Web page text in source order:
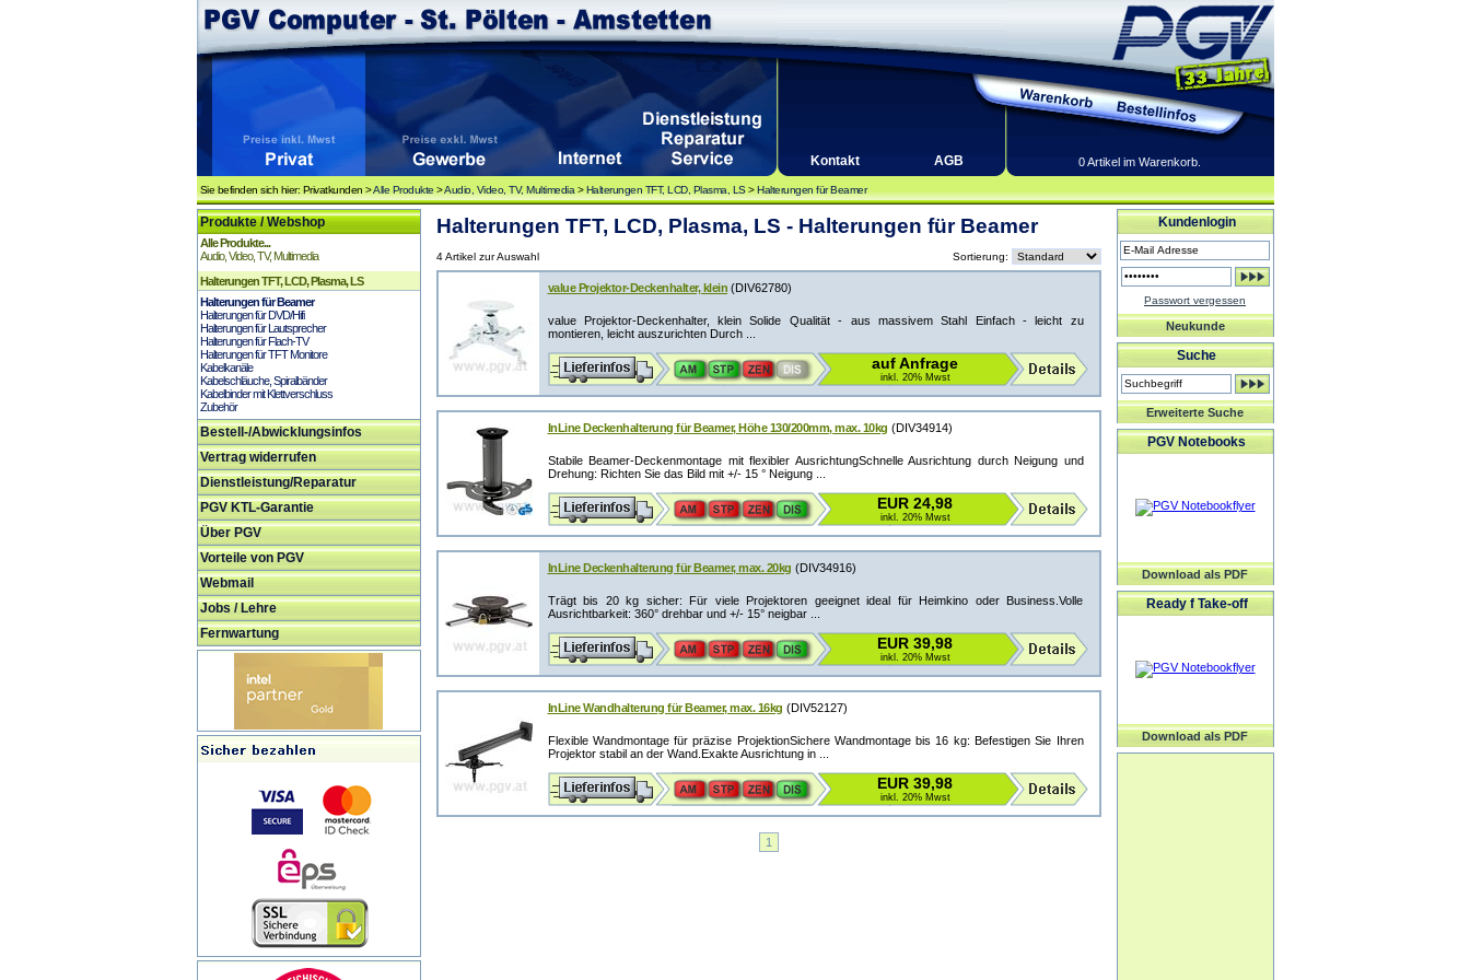
Kontakt AGB 0 Artikel im Warenkorb.
Sie befinden sich hier: Privatkunden >Alle Produkte >Audio, Video, TV, Multimedia >Halterungen TFT, LCD, Plasma, LS>Halterungen für Beamer
Produkte / Webshop
Alle Produkte...
Audio, Video, TV, Multimedia
Halterungen TFT, LCD, Plasma, LS
Halterungen für Beamer
Halterungen für DVD/Hifi
Halterungen für Lautsprecher
Halterungen für Flach-TV
Halterungen für TFT Monitore
Kabelkanäle
Kabelschläuche, Spiralbänder
Kabelbinder mit Klettverschluss
Zubehör
Bestell-/Abwicklungsinfos
Vertrag widerrufen
Dienstleistung/Reparatur
PGV KTL-Garantie
Über PGV
Vorteile von PGV
Webmail
Jobs / Lehre
Fernwartung
Halterungen TFT, LCD, Plasma, LS - Halterungen für Beamer
4 Artikel zur Auswahl Sortierung:
value Projektor-Deckenhalter, klein (DIV62780)
value Projektor-Deckenhalter, klein Solide Qualität - aus massivem Stahl Einfach - leicht zu
montieren, leicht auszurichten Durch ...
auf Anfrage
inkl. 20% Mwst
InLine Deckenhalterung für Beamer, Höhe 130/200mm, max. 10kg (DIV34914)
Stabile Beamer-Deckenmontage mit flexibler AusrichtungSchnelle Ausrichtung durch Neigung und
Drehung: Richten Sie das Bild mit +/- 15 ° Neigung ...
EUR 24,98
inkl. 20% Mwst
InLine Deckenhalterung für Beamer, max. 20kg (DIV34916)
Trägt bis 20 kg sicher: Für viele Projektoren geeignet ideal für Heimkino oder Business.Volle
Ausrichtbarkeit: 360° drehbar und +/- 15° neigbar ...
EUR 39,98
inkl. 20% Mwst
InLine Wandhalterung für Beamer, max. 16kg (DIV52127)
Flexible Wandmontage für präzise ProjektionSichere Wandmontage bis 16 kg: Befestigen Sie Ihren
Projektor stabil an der Wand.Exakte Ausrichtung in ...
EUR 39,98
inkl. 20% Mwst
1
Kundenlogin
Passwort vergessen
Neukunde
Suche
Erweiterte Suche
PGV Notebooks
Download als PDF
Ready f Take-off
Download als PDF